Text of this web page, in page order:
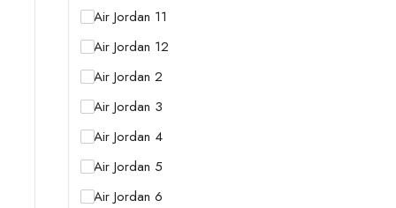
Air Jordan 11
Air Jordan 12
Air Jordan 2
Air Jordan 3
Air Jordan 4
Air Jordan 5
Air Jordan 6